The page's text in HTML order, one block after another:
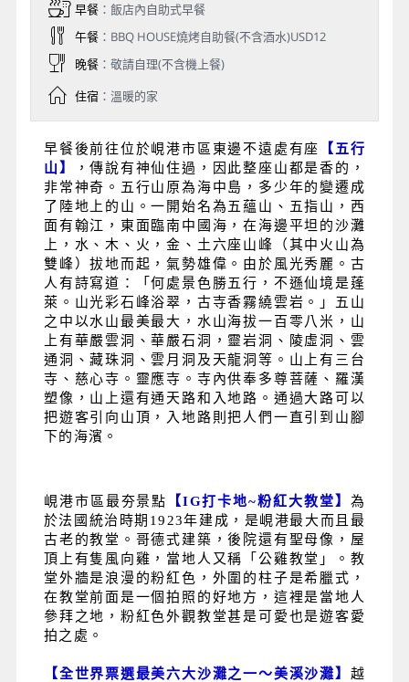
早餐：飯店內自助式早餐
午餐：BBQ HOUSE燒烤自助餐(不含酒水)USD12
晚餐：敬請自理(不含機上餐)
住宿：溫暖的家
早餐後前往位於峴港市區東邊不遠處有座
【五行
山】
，傳說有神仙住過，因此整座山都是香的，
非常神奇。五行山原為海中島，多少年的變遷成
了陸地上的山。一開始名為五蘊山、五指山，西
面有翰江，東面臨南中國海，在海邊平坦的沙灘
上，水、木、火，金、土六座山峰（其中火山為
雙峰）拔地而起，氣勢雄偉。由於風光秀麗。古
人有詩寫道：「何處景色勝五行，不遜仙境是蓬
萊。山光彩石峰浴翠，古寺香霧繞雲岩。」五山
之中以水山最美最大，水山海拔一百零八米，山
上有華嚴雲洞、華嚴石洞，靈岩洞、陵虛洞、雲
通洞、藏珠洞、雲月洞及天龍洞等。山上有三台
寺、慈心寺。靈應寺。寺內供奉多尊菩薩、羅漢
塑像，山上還有通天路和入地路。通過大路可以
把遊客引向山頂，入地路則把人們一直引到山腳
下的海濱。
峴港市區最夯景點 【IG打卡地~粉紅大教堂】 為
於法國統治時期1923年建成，是峴港最大而且最
古老的教堂。哥德式建築，後院還有聖母像，屋
頂上有隻風向雞，當地人又稱「公雞教堂」。教
堂外牆是浪漫的粉紅色，外圍的柱子是希臘式，
在教堂前面是一個拍照的好地方，這裡是當地人
參拜之地，粉紅色外觀教堂甚是可愛也是遊客愛
拍之處。
【全世界票選最美六大沙灘之一～美溪沙灘】 越